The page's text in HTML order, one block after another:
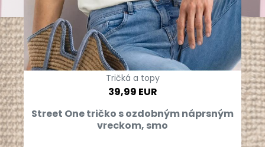
Tričká a topy
39,99 EUR
Street One tričko s ozdobným náprsným
vreckom, smo